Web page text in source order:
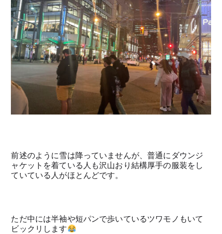
前述のように雪は降っていませんが、普通にダウンジ
ャケットを着ている人も沢山おり結構厚手の服装をし
ていている人がほとんどです。
ただ中には半袖や短パンで歩いているツワモノもいて
ビックリします